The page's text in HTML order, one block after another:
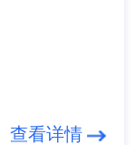
查看详情